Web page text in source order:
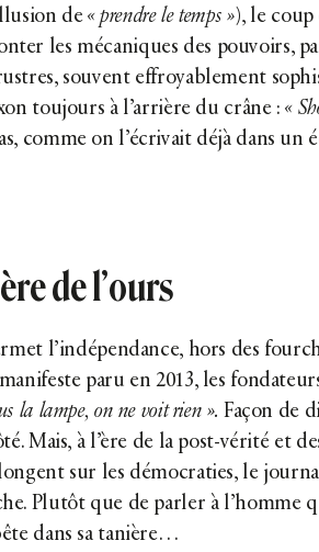
de « prendre le temps »), le coup
les mécaniques des pouvoirs,
souvent effroyablement
toujours à l’arrière du crâne :«
comme on l’écrivait déjà dans un
de l’ours
l’indépendance, hors des
paru en 2013, les
la lampe, on ne voit rien ». Façon de
Mais, à l’ère de la post-vérité et
sur les démocraties, le
Plutôt que de parler à l’homme
dans sa tanière…